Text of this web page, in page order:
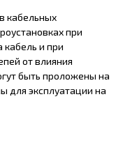
кабельных
при
кабель и при
от влияния
быть проложены на
для эксплуатации на